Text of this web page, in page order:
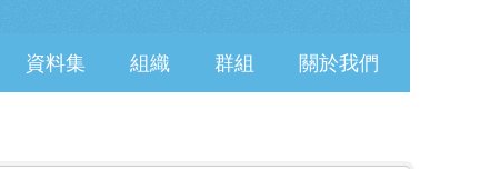
資料集 組織 群組 關於我們